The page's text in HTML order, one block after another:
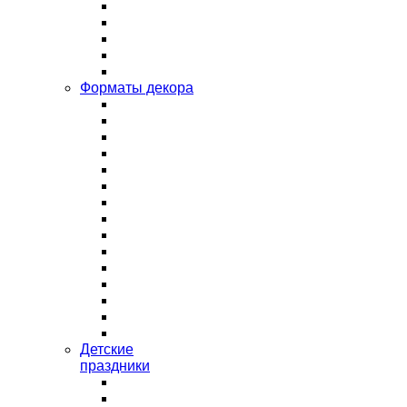
Форматы декора
Детские
праздники